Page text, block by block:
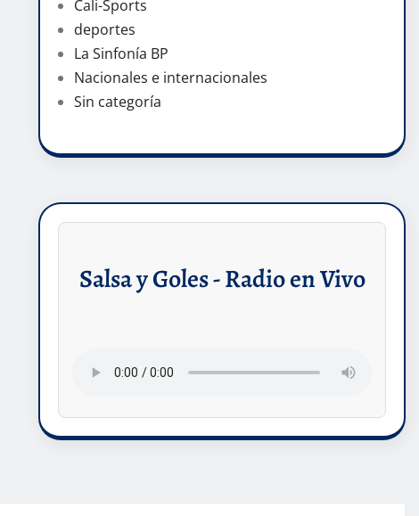
Cali-Sports
deportes
La Sinfonía BP
Nacionales e internacionales
Sin categoría
Salsa y Goles - Radio en Vivo